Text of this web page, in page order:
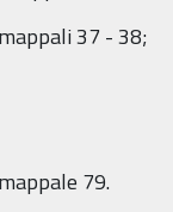
37 - 38;
79.